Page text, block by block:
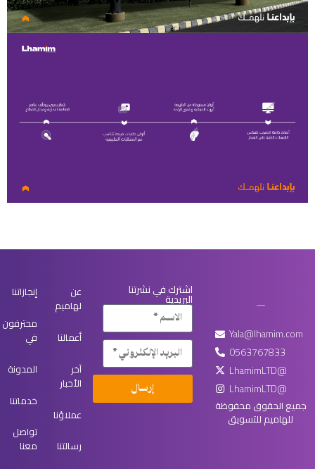
Yala@lhamim.com
0563767833
LhamimLTD@
LhamimLTD@
جميع الحقوق محفوظة
للهاميم للتسويق
اشترك في نشرتنا
البريدية
إرسال
عن
لهاميم
أعمالنا
آخر
الأخبار
عملاؤنا
رسالتنا
إنجازاتنا
محترفون
في
المدونة
خدماتنا
تواصل
معنا